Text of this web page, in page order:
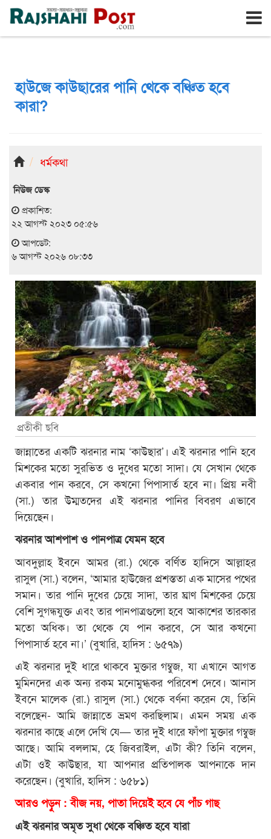
রাজশাহী বৃহঃস্পতিবার, ৬ই আগস্ট ২০২৬, ২৩শে শ্রাবণ ১৪৩৩
হাউজে কাউছারের পানি থেকে বঞ্চিত হবে
কারা?
ধর্মকথা
নিউজ ডেস্ক
প্রকাশিত:
২২ আগস্ট ২০২৩ ০৫:৫৬
আপডেট:
৬ আগস্ট ২০২৬ ০৮:৩৩
প্রতীকী ছবি
জান্নাতের একটি ঝরনার নাম ‘কাউছার’। এই ঝরনার পানি হবে
মিশকের মতো সুরভিত ও দুধের মতো সাদা। যে সেখান থেকে
একবার পান করবে, সে কখনো পিপাসার্ত হবে না। প্রিয় নবী
(সা.) তার উম্মতদের এই ঝরনার পানির বিবরণ এভাবে
দিয়েছেন।
ঝরনার আশপাশ ও পানপাত্র যেমন হবে
আবদুল্লাহ ইবনে আমর (রা.) থেকে বর্ণিত হাদিসে আল্লাহর
রাসুল (সা.) বলেন, ‘আমার হাউজের প্রশস্ততা এক মাসের পথের
সমান। তার পানি দুধের চেয়ে সাদা, তার ঘ্রাণ মিশকের চেয়ে
বেশি সুগন্ধযুক্ত এবং তার পানপাত্রগুলো হবে আকাশের তারকার
মতো অধিক। তা থেকে যে পান করবে, সে আর কখনো
পিপাসার্ত হবে না।’ (বুখারি, হাদিস : ৬৫৭৯)
এই ঝরনার দুই ধারে থাকবে মুক্তার গম্বুজ, যা এখানে আগত
মুমিনদের এক অন্য রকম মনোমুগ্ধকর পরিবেশ দেবে। আনাস
ইবনে মালেক (রা.) রাসুল (সা.) থেকে বর্ণনা করেন যে, তিনি
বলেছেন- আমি জান্নাতে ভ্রমণ করছিলাম। এমন সময় এক
ঝরনার কাছে এলে দেখি যে— তার দুই ধারেফাঁপামুক্তার গম্বুজ
আছে। আমি বললাম, হে জিবরাইল, এটা কী? তিনি বলেন,
এটা ওই কাউছার, যা আপনার প্রতিপালক আপনাকে দান
করেছেন। (বুখারি, হাদিস : ৬৫৮১)
আরও পড়ুন : বীজ নয়, পাতা দিয়েই হবে যে পাঁচ গাছ
এই ঝরনার অমৃত সুধা থেকে বঞ্চিত হবে যারা